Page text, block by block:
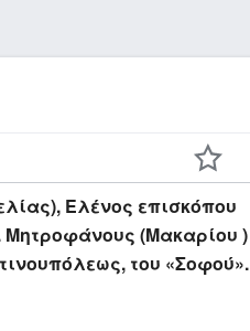
Ελένος επισκόπου
Μητροφάνους (Μακαρίου )
του «Σοφού».